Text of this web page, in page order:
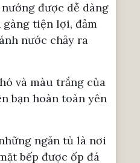
được dễ dàng
tiện lợi, đảm
nước chảy ra
và màu trắng của
bạn hoàn toàn yên
ngăn tủ là nơi
bếp được ốp đá